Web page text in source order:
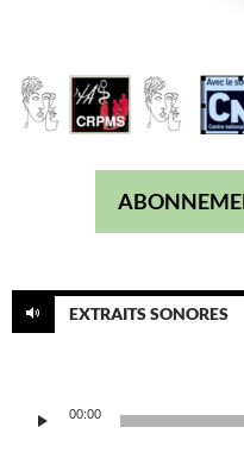
EXTRAITS SONORES
audio
00:00